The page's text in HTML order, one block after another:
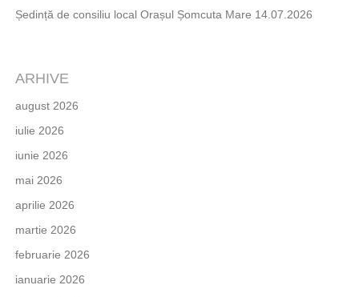
Ședință de consiliu local Orașul Șomcuta Mare 14.07.2026
ARHIVE
august 2026
iulie 2026
iunie 2026
mai 2026
aprilie 2026
martie 2026
februarie 2026
ianuarie 2026